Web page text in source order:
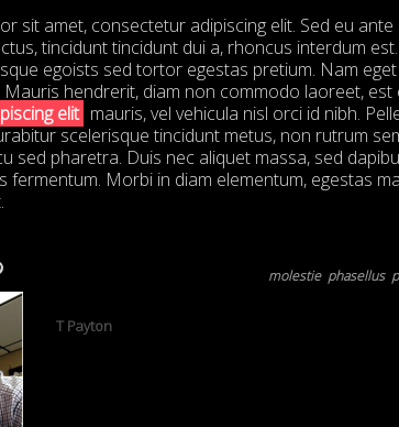
sit amet, consectetur adipiscing elit. Sed eu
tincidunt tincidunt dui a, rhoncus interdum
egoists sed tortor egestas pretium. Nam
hendrerit, diam non commodo laoreet, est
elit mauris, vel vehicula nisl orci id nibh.
scelerisque tincidunt metus, non rutrum
sed pharetra. Duis nec aliquet massa, sed
fermentum. Morbi in diam elementum, egestas
molestie phasellus
T Payton